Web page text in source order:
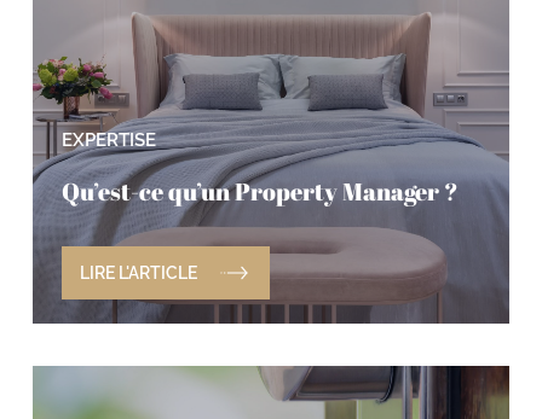
EXPERTISE
Qu’est-ce qu’un Property Manager ?
LIRE L'ARTICLE